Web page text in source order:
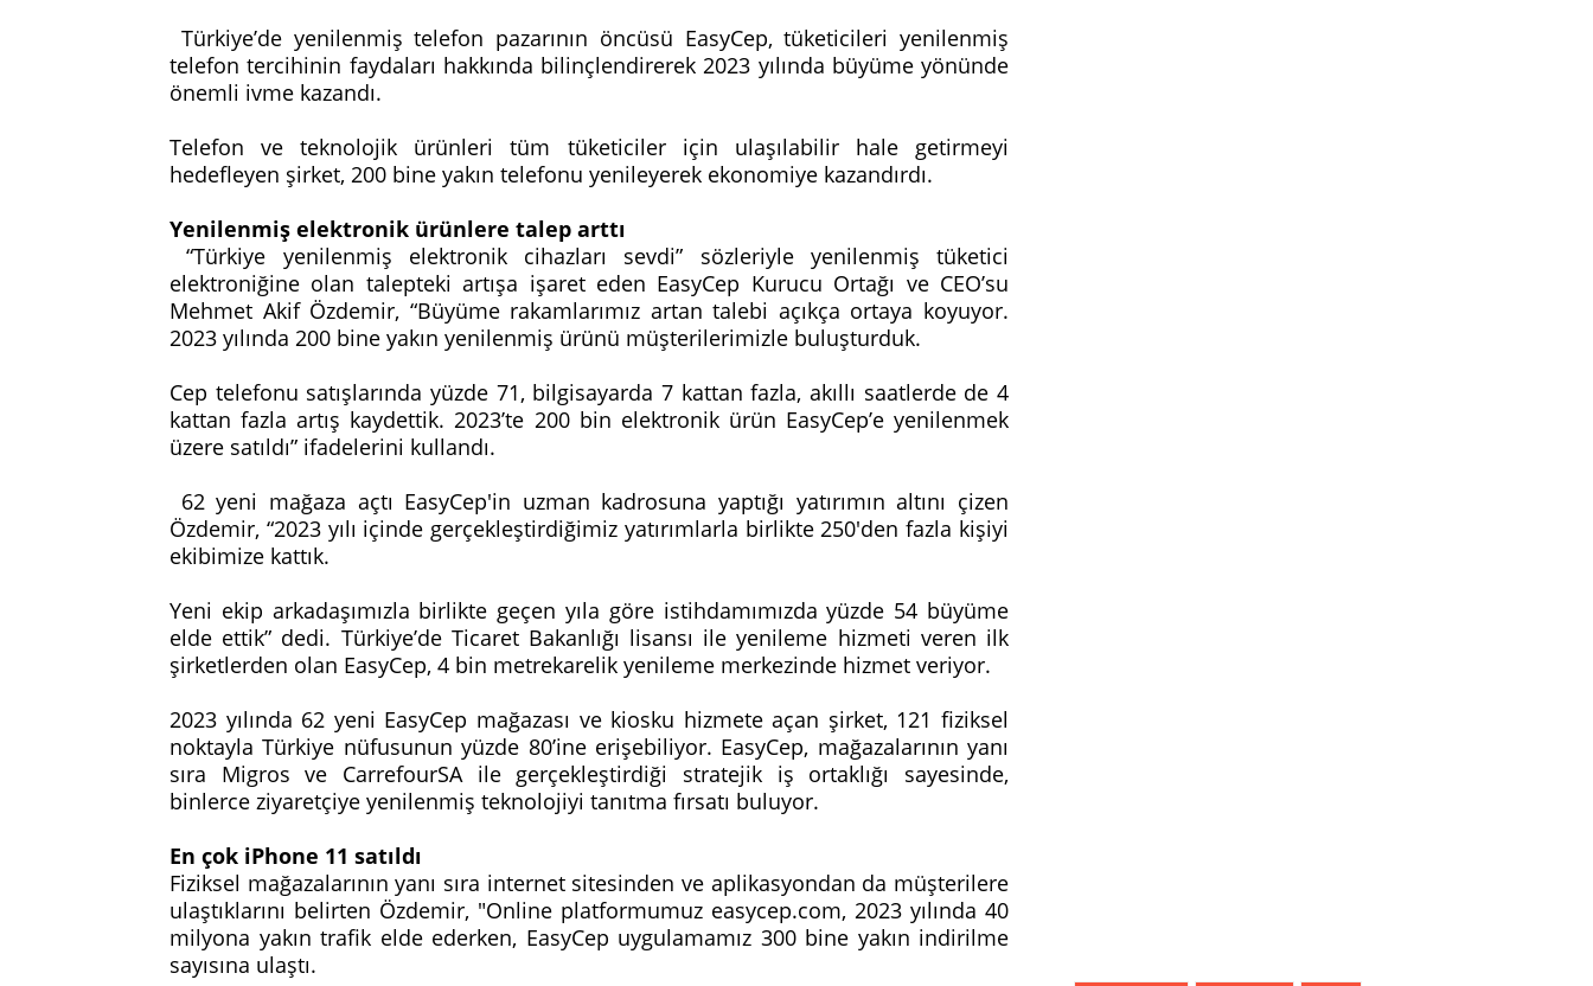
Türkiye’de yenilenmiş telefon pazarının öncüsü EasyCep, tüketicileri yenilenmiş
telefon tercihinin faydaları hakkında bilinçlendirerek 2023 yılında büyüme yönünde
önemli ivme kazandı.
Telefon ve teknolojik ürünleri tüm tüketiciler için ulaşılabilir hale getirmeyi
hedefleyen şirket, 200 bine yakın telefonu yenileyerek ekonomiye kazandırdı.
Yenilenmiş elektronik ürünlere talep arttı
“Türkiye yenilenmiş elektronik cihazları sevdi” sözleriyle yenilenmiş tüketici
elektroniğine olan talepteki artışa işaret eden EasyCep Kurucu Ortağı ve CEO’su
Mehmet Akif Özdemir, “Büyüme rakamlarımız artan talebi açıkça ortaya koyuyor.
2023 yılında 200 bine yakın yenilenmiş ürünü müşterilerimizle buluşturduk.
Cep telefonu satışlarında yüzde 71, bilgisayarda 7 kattan fazla, akıllı saatlerde de 4
kattan fazla artış kaydettik. 2023’te 200 bin elektronik ürün EasyCep’e yenilenmek
üzere satıldı” ifadelerini kullandı.
62 yeni mağaza açtı EasyCep'in uzman kadrosuna yaptığı yatırımın altını çizen
Özdemir, “2023 yılı içinde gerçekleştirdiğimiz yatırımlarla birlikte 250'den fazla kişiyi
ekibimize kattık.
Yeni ekip arkadaşımızla birlikte geçen yıla göre istihdamımızda yüzde 54 büyüme
elde ettik” dedi. Türkiye’de Ticaret Bakanlığı lisansı ile yenileme hizmeti veren ilk
şirketlerden olan EasyCep, 4 bin metrekarelik yenileme merkezinde hizmet veriyor.
2023 yılında 62 yeni EasyCep mağazası ve kiosku hizmete açan şirket, 121 fiziksel
noktayla Türkiye nüfusunun yüzde 80’ine erişebiliyor. EasyCep, mağazalarının yanı
sıra Migros ve CarrefourSA ile gerçekleştirdiği stratejik iş ortaklığı sayesinde,
binlerce ziyaretçiye yenilenmiş teknolojiyi tanıtma fırsatı buluyor.
En çok iPhone 11 satıldı
Fiziksel mağazalarının yanı sıra internet sitesinden ve aplikasyondan da müşterilere
ulaştıklarını belirten Özdemir, "Online platformumuz easycep.com, 2023 yılında 40
milyona yakın trafik elde ederken, EasyCep uygulamamız 300 bine yakın indirilme
sayısına ulaştı.